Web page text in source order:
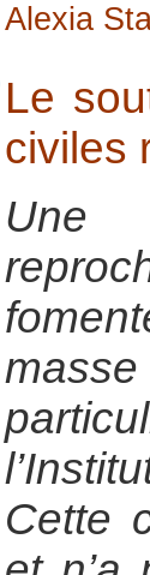
Alexia
Le
civiles
Une
Cette